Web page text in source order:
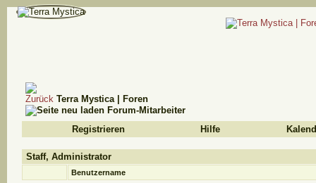
Terra Mystica | Foren
Forum-Mitarbeiter
Registrieren
Hilfe
Staff, Administrator
Benutzername